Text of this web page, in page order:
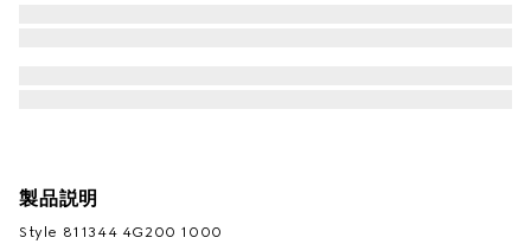
製品説明
Style ‎811344 4G200 1000